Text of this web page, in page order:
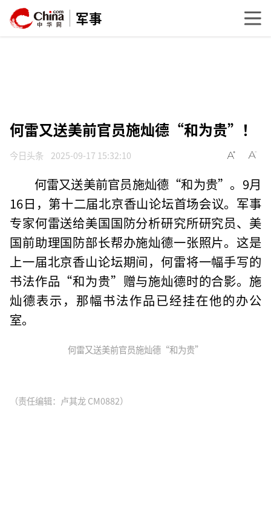
军事
何雷又送美前官员施灿德“和为贵”！
今日头条 2025-09-17 15:32:10
何雷又送美前官员施灿德“和为贵”。9月
16日，第十二届北京香山论坛首场会议。军事
专家何雷送给美国国防分析研究所研究员、美
国前助理国防部长帮办施灿德一张照片。这是
上一届北京香山论坛期间，何雷将一幅手写的
书法作品“和为贵”赠与施灿德时的合影。施
灿德表示，那幅书法作品已经挂在他的办公
室。
何雷又送美前官员施灿德“和为贵”
（责任编辑：卢其龙 CM0882）